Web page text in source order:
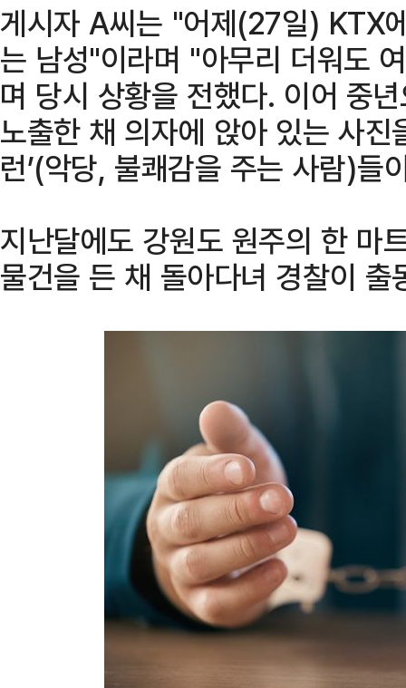
게시자 A씨는 "어제(27일) KTX
는 남성"이라며 "아무리 더워도
며 당시 상황을 전했다. 이어 중
노출한 채 의자에 앉아 있는 사진
런’(악당, 불쾌감을 주는 사람)들
지난달에도 강원도 원주의 한 마
물건을 든 채 돌아다녀 경찰이 출